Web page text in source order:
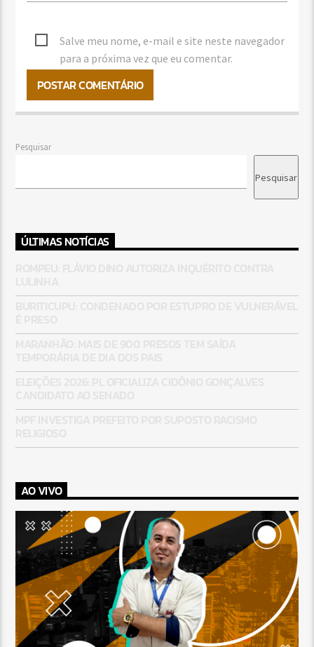
Salve meu nome, e-mail e site neste navegador
para a próxima vez que eu comentar.
Pesquisar
Pesquisar
ÚLTIMAS NOTÍCIAS
AO VIVO